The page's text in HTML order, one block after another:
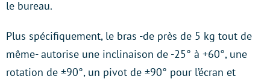
le bureau.
Plus spécifiquement, le bras -de près de 5 kg tout de
même- autorise une inclinaison de -25° à +60°, une
rotation de ±90°, un pivot de ±90° pour l’écran et